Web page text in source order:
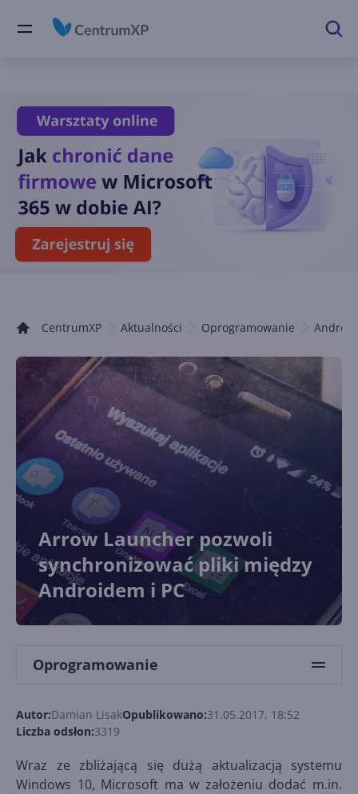
CentrumXP Aktualności Oprogramowanie Android
Arrow Launcher pozwoli
synchronizować pliki między
Androidem i PC
Oprogramowanie
Autor:Damian LisakOpublikowano:31.05.2017, 18:52
Liczba odsłon:3319
Wraz ze zbliżającą się dużą aktualizacją systemu
Windows 10, Microsoft ma w założeniu dodać m.in.